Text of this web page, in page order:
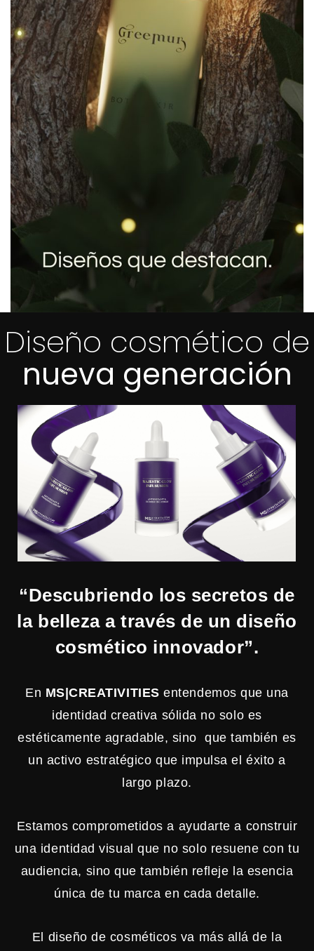
Diseño cosmético de
nueva generación
“Descubriendo los secretos de
la belleza a través de un diseño
cosmético innovador”.
En MS|CREATIVITIES entendemos que una
identidad creativa sólida no solo es
estéticamente agradable, sino que también es
un activo estratégico que impulsa el éxito a
largo plazo.
Estamos comprometidos a ayudarte a construir
una identidad visual que no solo resuene con tu
audiencia, sino que también refleje la esencia
única de tu marca en cada detalle.
El diseño de cosméticos va más allá de la